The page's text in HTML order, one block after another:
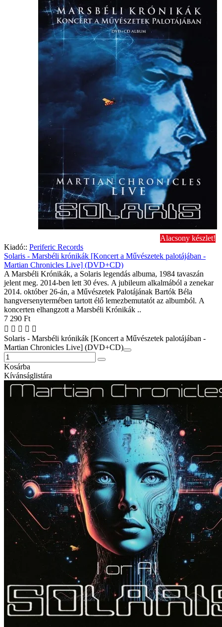
Alacsony készlet!
Kiadó:: Periferic Records
Solaris - Marsbéli krónikák [Koncert a Művészetek palotájában -
Martian Chronicles Live] (DVD+CD)
A Marsbéli Krónikák, a Solaris legendás albuma, 1984 tavaszán
jelent meg. 2014-ben lett 30 éves. A jubileum alkalmából a zenekar
2014. október 26-án, a Művészetek Palotájának Bartók Béla
hangversenytermében tartott élő lemezbemutatót az albumból. A
koncerten elhangzott a Marsbéli Krónikák ..
7 290 Ft
Solaris - Marsbéli krónikák [Koncert a Művészetek palotájában -
Martian Chronicles Live] (DVD+CD)
Kosárba
Kívánságlistára